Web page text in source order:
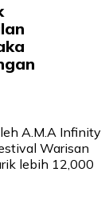
A.M.A Infinity
Warisan
lebih 12,000